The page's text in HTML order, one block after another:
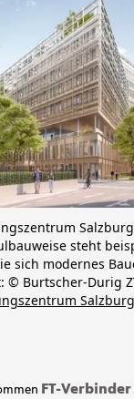
steht
sich modernes
© Burtscher-Durig
FT-